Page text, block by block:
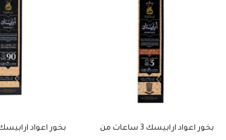
بخور اعواد ارابيسك 3 ساعات من